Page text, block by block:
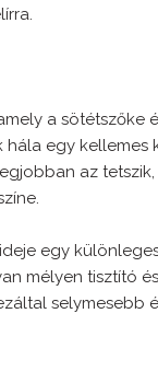
a sötétszőke
egy kellemes
az
egy
mélyen tisztító
selymesebb